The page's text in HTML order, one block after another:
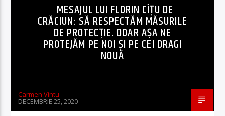
MESAJUL LUI FLORIN CÎȚU DE
CRĂCIUN: SĂ RESPECTĂM MĂSURILE
DE PROTECȚIE. DOAR AȘA NE
PROTEJĂM PE NOI ȘI PE CEI DRAGI
NOUĂ
Carmen Vintu
DECEMBRIE 25, 2020